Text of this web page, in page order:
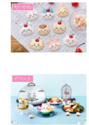
ちいかわ
イベント